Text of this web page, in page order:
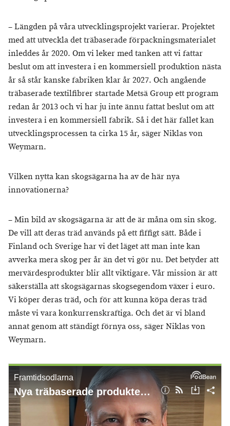
– Längden på våra utvecklingsprojekt varierar. Projektet
med att utveckla det träbaserade förpackningsmaterialet
inleddes år 2020. Om vi leker med tanken att vi fattar
beslut om att investera i en kommersiell produktion nästa
år så står kanske fabriken klar år 2027. Och angående
träbaserade textilfibrer startade Metsä Group ett program
redan år 2013 och vi har ju inte ännu fattat beslut om att
investera i en kommersiell fabrik. Så i det här fallet kan
utvecklingsprocessen ta cirka 15 år, säger Niklas von
Weymarn.
Vilken nytta kan skogsägarna ha av de här nya
innovationerna?
– Min bild av skogsägarna är att de är måna om sin skog.
De vill att deras träd används på ett fiffigt sätt. Både i
Finland och Sverige har vi det läget att man inte kan
avverka mera skog per år än det vi gör nu. Det betyder att
mervärdesprodukter blir allt viktigare. Vår mission är att
säkerställa att skogsägarnas skogsegendom växer i euro.
Vi köper deras träd, och för att kunna köpa deras träd
måste vi vara konkurrenskraftiga. Och det är vi bland
annat genom att ständigt förnya oss, säger Niklas von
Weymarn.